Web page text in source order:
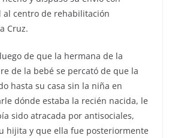
al centro de rehabilitación
Cruz.
de que la hermana de la
de la bebé se percató de que la
hasta su casa sin la niña en
dónde estaba la recién nacida, le
sido atracada por antisociales,
hijita y que ella fue posteriormente